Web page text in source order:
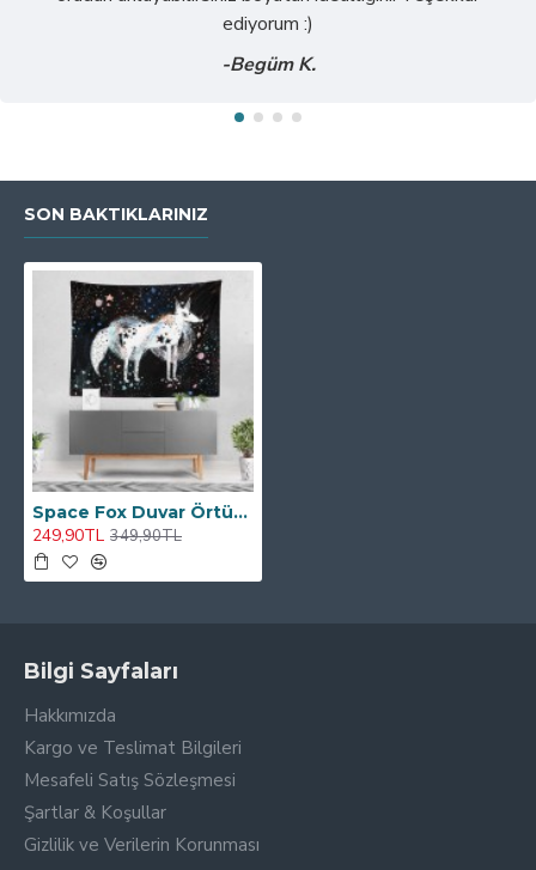
ediyorum :)
-Begüm K.
SON BAKTIKLARINIZ
Space Fox Duvar Örtüsü
249,90TL 349,90TL
Bilgi Sayfaları
Hakkımızda
Kargo ve Teslimat Bilgileri
Mesafeli Satış Sözleşmesi
Şartlar & Koşullar
Gizlilik ve Verilerin Korunması